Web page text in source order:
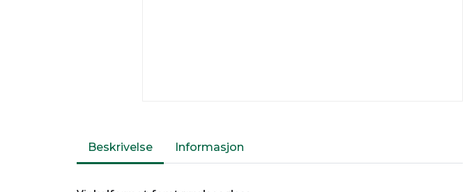
Beskrivelse Informasjon